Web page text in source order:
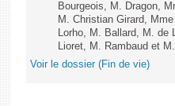
Bourgeois, M. Dragon,
M. Christian Girard,
Lorho, M. Ballard, M. de
Lioret, M. Rambaud et
Voir le dossier (Fin de vie)